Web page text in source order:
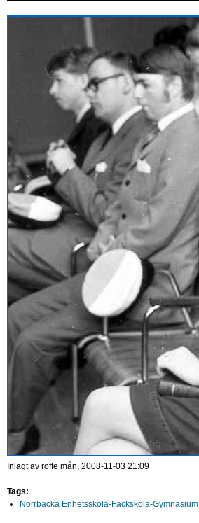
Inlagt av roffe mån, 2008-11-03 21:09
Tags:
Norrbacka Enhetsskola-Fackskola-Gymnasium